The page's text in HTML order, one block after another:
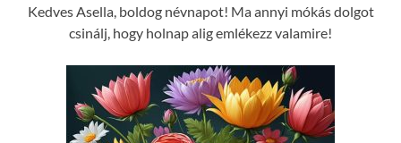
Kedves Asella, boldog névnapot! Ma annyi mókás dolgot
csinálj, hogy holnap alig emlékezz valamire!